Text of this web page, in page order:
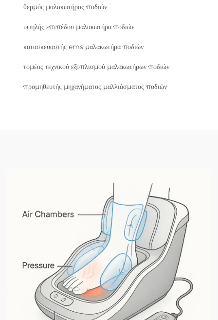
θερμός μαλακωτήρας ποδιών
υψηλής επιπέδου μαλακωτήρα ποδιών
κατασκευαστής ems μαλακωτήρα ποδιών
τομέας τεχνικού εξοπλισμού μαλακωτήρων ποδιών
προμηθευτής μηχανήματος μαλλιάσματος ποδιών